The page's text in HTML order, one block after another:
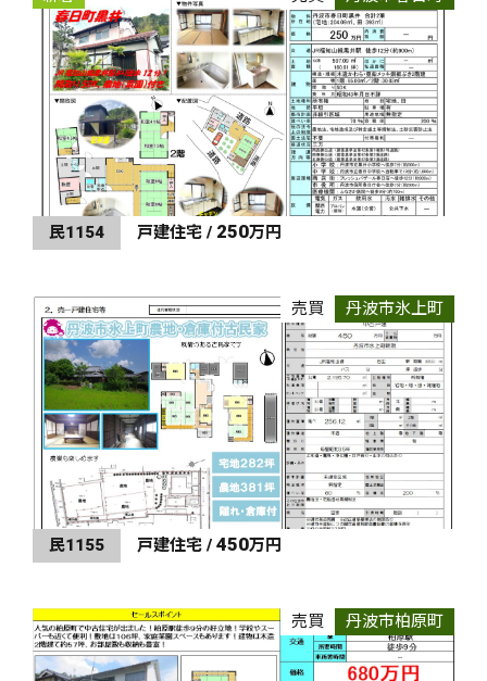
民1154 戸建住宅 / 250万円
売買 丹波市氷上町
民1155 戸建住宅 / 450万円
売買 丹波市柏原町